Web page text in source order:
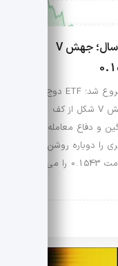
ETF دوج کوین 2x در صدر بازدهی سال؛ جهش V
سال با شوک مثبتی برای میم کوین ها شروع شد؛ ETF دوج
کوین 2x در صدر بازدهی و DOGE با جهش V شکل از کف
و دفاع معامله
پذیری را دوباره روشن
کرده است. آیا موج بعدی این رالی، مقاومت 0.1543 را می